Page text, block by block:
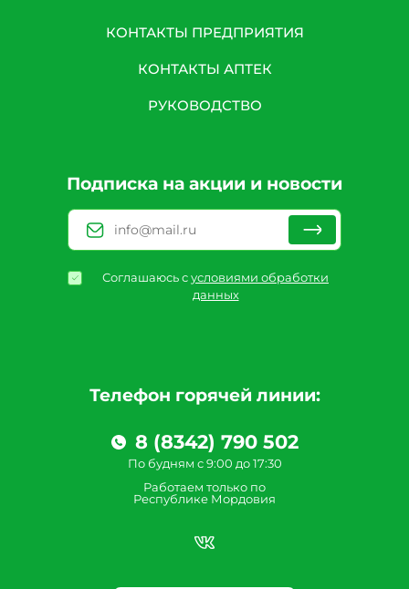
Телефон горячей линии:
8 (8342) 790 502
По будням с 9:00 до 17:30
Работаем только по
Республике Мордовия
КОНТАКТЫ ПРЕДПРИЯТИЯ
КОНТАКТЫ АПТЕК
РУКОВОДСТВО
Подписка на акции и новости
Соглашаюсь сусловиями обработки
данных